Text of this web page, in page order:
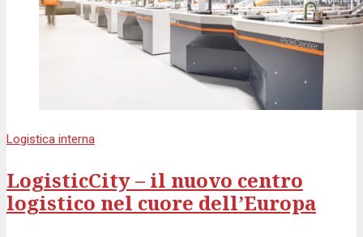
Logistica interna
LogisticCity – il nuovo centro
logistico nel cuore dell’Europa